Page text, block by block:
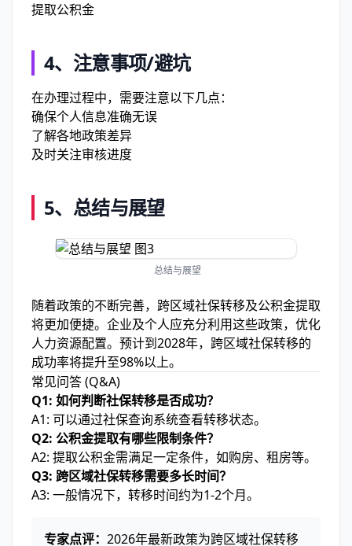
提取公积金
4、 注意事项/避坑
在办理过程中，需要注意以下几点：
确保个人信息准确无误
了解各地政策差异
及时关注审核进度
5、 总结与展望
总结与展望
随着政策的不断完善，跨区域社保转移及公积金提取
将更加便捷。企业及个人应充分利用这些政策，优化
人力资源配置。预计到2028年，跨区域社保转移的
成功率将提升至98%以上。
常见问答 (Q&A)
Q1: 如何判断社保转移是否成功？
A1: 可以通过社保查询系统查看转移状态。
Q2: 公积金提取有哪些限制条件？
A2: 提取公积金需满足一定条件，如购房、租房等。
Q3: 跨区域社保转移需要多长时间？
A3: 一般情况下，转移时间约为1-2个月。
专家点评： 2026年最新政策为跨区域社保转移